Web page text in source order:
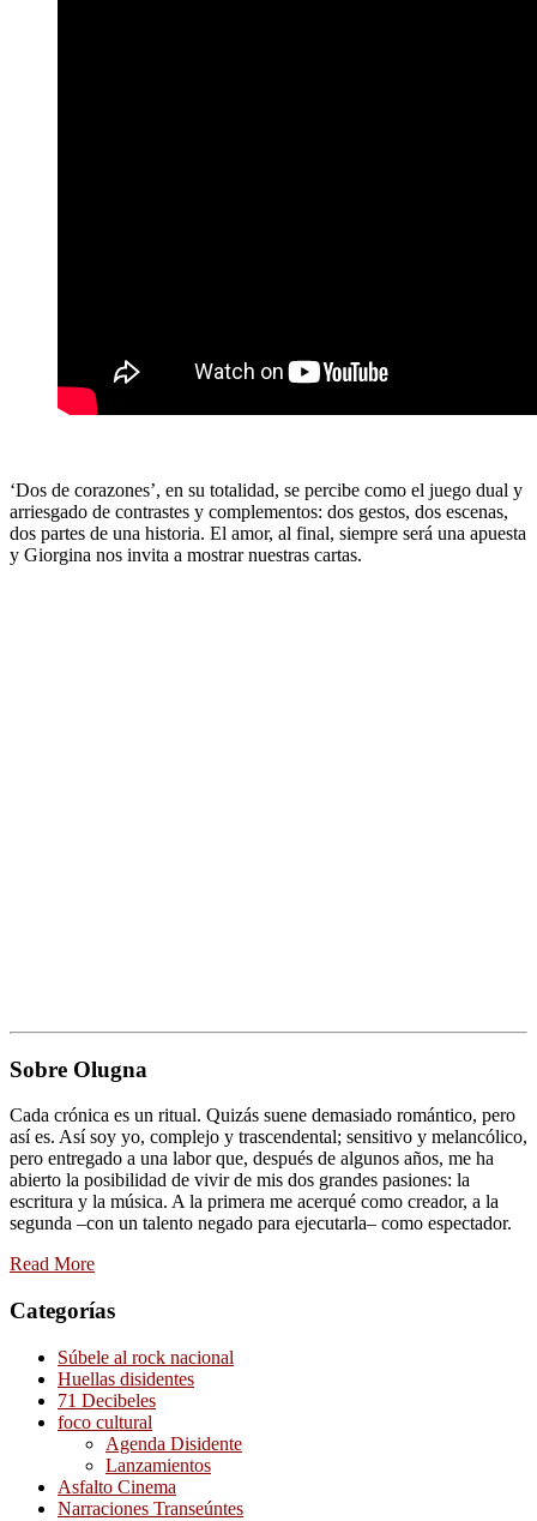
‘Dos de corazones’, en su totalidad, se percibe como el juego dual y
arriesgado de contrastes y complementos: dos gestos, dos escenas,
dos partes de una historia. El amor, al final, siempre será una apuesta
y Giorgina nos invita a mostrar nuestras cartas.
Sobre Olugna
Cada crónica es un ritual. Quizás suene demasiado romántico, pero
así es. Así soy yo, complejo y trascendental; sensitivo y melancólico,
pero entregado a una labor que, después de algunos años, me ha
abierto la posibilidad de vivir de mis dos grandes pasiones: la
escritura y la música. A la primera me acerqué como creador, a la
segunda –con un talento negado para ejecutarla– como espectador.
Read More
Categorías
Súbele al rock nacional
Huellas disidentes
71 Decibeles
foco cultural
Agenda Disidente
Lanzamientos
Asfalto Cinema
Narraciones Transeúntes